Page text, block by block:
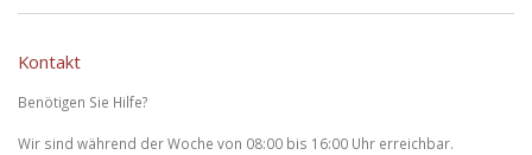
Kontakt
Benötigen Sie Hilfe?
Wir sind während der Woche von 08:00 bis 16:00 Uhr erreichbar.